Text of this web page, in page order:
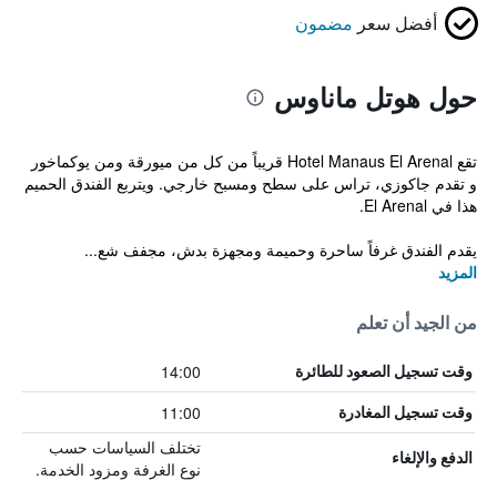
أفضل سعر مضمون
حول هوتل ماناوس
تقع Hotel Manaus El Arenal قريباً من كل من ميورقة ومن يوكماخور
و تقدم جاكوزي، تراس على سطح ومسبح خارجي. ويتربع الفندق الحميم
هذا في El Arenal.
يقدم الفندق غرفاً ساحرة وحميمة ومجهزة بدش، مجفف شع...
المزيد
من الجيد أن تعلم
وقت تسجيل الصعود للطائرة 14:00
وقت تسجيل المغادرة 11:00
الدفع والإلغاء
تختلف السياسات حسب
نوع الغرفة ومزود الخدمة.